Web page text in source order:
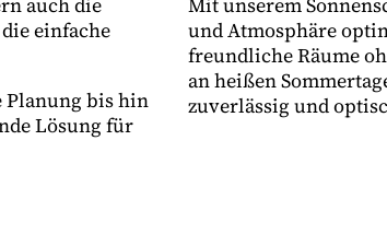
einfache
Planung bis hin
Lösung für
und Atmosphäre
freundliche Räume
an heißen
zuverlässig und